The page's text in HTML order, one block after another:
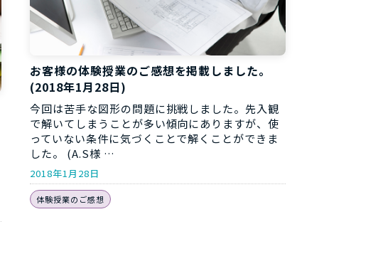
お客様の体験授業のご感想を掲載しました。
(2018年1月28日)
今回は苦手な図形の問題に挑戦しました。先入観
で解いてしまうことが多い傾向にありますが、使
っていない条件に気づくことで解くことができま
した。 (A.S様 …
2018年1月28日
体験授業のご感想